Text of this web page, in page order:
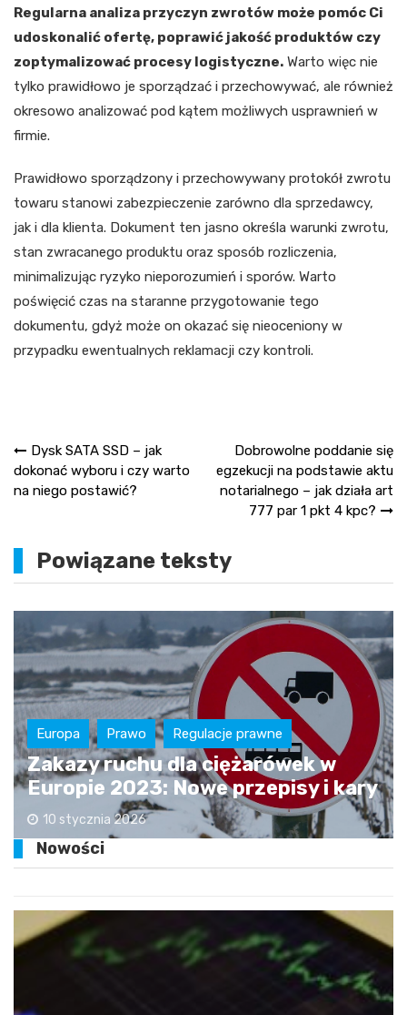
Regularna analiza przyczyn zwrotów może pomóc Ci
udoskonalić ofertę, poprawić jakość produktów czy
zoptymalizować procesy logistyczne. Warto więc nie
tylko prawidłowo je sporządzać i przechowywać, ale również
okresowo analizować pod kątem możliwych usprawnień w
firmie.
Prawidłowo sporządzony i przechowywany protokół zwrotu
towaru stanowi zabezpieczenie zarówno dla sprzedawcy,
jak i dla klienta. Dokument ten jasno określa warunki zwrotu,
stan zwracanego produktu oraz sposób rozliczenia,
minimalizując ryzyko nieporozumień i sporów. Warto
poświęcić czas na staranne przygotowanie tego
dokumentu, gdyż może on okazać się nieoceniony w
przypadku ewentualnych reklamacji czy kontroli.
Nawigacja
wpisu
Dysk SATA SSD – jak
dokonać wyboru i czy warto
na niego postawić?
Dobrowolne poddanie się
egzekucji na podstawie aktu
notarialnego – jak działa art
777 par 1 pkt 4 kpc?
Powiązane teksty
Europa Prawo Regulacje prawne
Zakazy ruchu dla ciężarówek w
Europie 2023: Nowe przepisy i kary
10 stycznia 2026
Nowości